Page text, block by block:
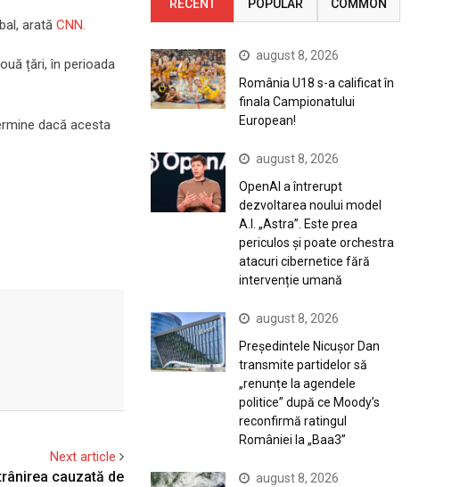
arată CNN.
țări, în perioada
dacă acesta
Next article
cauzată de
RECENT POPULAR COMMON
august 8, 2026
România U18 s-a calificat în
finala Campionatului
European!
august 8, 2026
OpenAI a întrerupt
dezvoltarea noului model
A.I. „Astra”. Este prea
periculos și poate orchestra
atacuri cibernetice fără
intervenție umană
august 8, 2026
Președintele Nicușor Dan
transmite partidelor să
„renunțe la agendele
politice” după ce Moody’s
reconfirmă ratingul
României la „Baa3”
august 8, 2026